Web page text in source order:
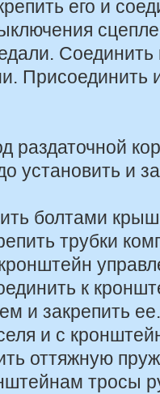
его и
Присоединить
раздаточной
установить и
болтами
трубки
к
и закрепить
и с
от­тяжную
тросы